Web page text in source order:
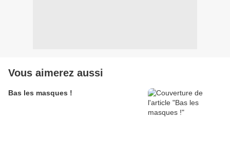
Vous aimerez aussi
Bas les masques !